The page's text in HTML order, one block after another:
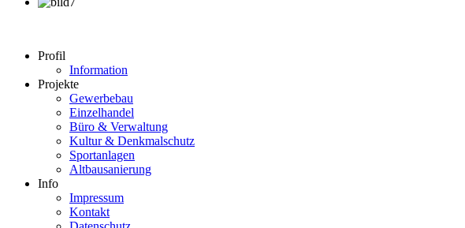
Profil
Information
Projekte
Gewerbebau
Einzelhandel
Büro & Verwaltung
Kultur & Denkmalschutz
Sportanlagen
Altbausanierung
Info
Impressum
Kontakt